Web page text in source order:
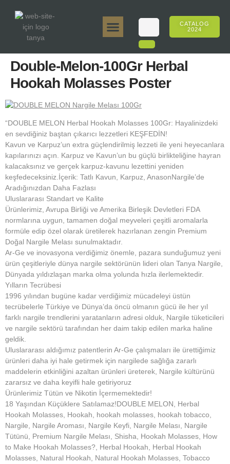
CATALOG
2024
Double-Melon-100Gr Herbal
Hookah Molasses Poster
“DOUBLE MELON Herbal Hookah Molasses 100Gr: Hayalinizdeki
en sevdiğiniz baştan çıkarıcı lezzetleri KEŞFEDİN!
Kavun ve Karpuz’un extra güçlendirilmiş lezzeti ile yeni heyecanlara
kapılarınızı açın. Karpuz ve Kavun’un bu güçlü birlikteliğine hayran
kalacaksınız ve gerçek karpuz-kavunu lezettini yeniden
keşfedeceksiniz.İçerik: Tatlı Kavun, Karpuz, AnasonNargile’de
Aradığınızdan Daha Fazlası
Uluslararası Standart ve Kalite
Ürünlerimiz, Avrupa Birliği ve Amerika Birleşik Devletleri FDA
normlarına uygun, tamamen doğal meyveleri çeşitli aromalarla
formüle edip özel olarak üretilerek hazırlanan zengin Premium
Doğal Nargile Melası sunulmaktadır.
Ar-Ge ve inovasyona verdiğimiz önemle, pazara sunduğumuz yeni
ürün çeşitleriyle dünya nargile sektörünün lideri olan Tanya Nargile,
Dünyada yıldızlaşan marka olma yolunda hızla ilerlemektedir.
Yılların Tecrübesi
1996 yılından bugüne kadar verdiğimiz mücadeleyi üstün
tecrübelerle Türkiye ve Dünya’da öncü olmanın gücü ile her yıl
farklı nargile trendlerini yaratanların adresi olduk, Nargile tüketicileri
ve nargile sektörü tarafından her daim takip edilen marka haline
geldik.
Uluslararası aldığımız patentlerin Ar-Ge çalışmaları ile ürettiğimiz
ürünleri daha iyi hale getirmek için nargilede sağlığa zararlı
maddelerin etkinliğini azaltan ürünleri üreterek, Nargile kültürünü
zararsız ve daha keyifli hale getiriyoruz
Ürünlerimiz Tütün ve Nikotin İçermemektedir!
18 Yaşından Küçüklere Satılamaz!DOUBLE MELON, Herbal
Hookah Molasses, Hookah, hookah molasses, hookah tobacco,
Nargile, Nargile Aroması, Nargile Keyfi, Nargile Melası, Nargile
Tütünü, Premium Nargile Melası, Shisha, Hookah Molasses, How
to Make Hookah Molasses?, Herbal Hookah, Herbal Hookah
Molasses, Natural Hookah, Natural Hookah Molasses, Tobacco